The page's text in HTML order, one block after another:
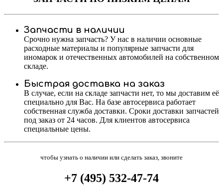
Запчасти в наличии
Срочно нужна запчасть? У нас в наличии основные
расходные материалы и популярные запчасти для
иномарок и отечественных автомобилей на собственном
складе.
Быстрая доставка на заказ
В случае, если на складе запчасти нет, то мы доставим её
специально для Вас. На базе автосервиса работает
собственная служба доставки. Сроки доставки запчастей
под заказ от 24 часов. Для клиентов автосервиса
специальные цены.
чтобы узнать о наличии или сделать заказ, звоните
+7 (495) 532-47-74